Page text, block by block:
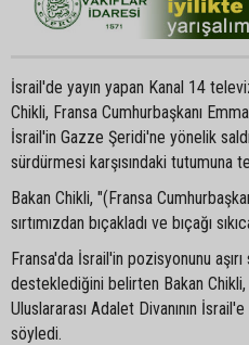
İsrail'de yayın yapan Kanal 14
Chikli, Fransa Cumhurbaşkanı
İsrail'in Gazze Şeridi'ne yönelik
sürdürmesi karşısındaki tutumuna
Bakan Chikli, "(Fransa
sırtımızdan bıçakladı ve bıçağı
Fransa'da İsrail'in pozisyonunu
desteklediğini belirten Bakan
Uluslararası Adalet Divanının İsrail'e
söyledi.